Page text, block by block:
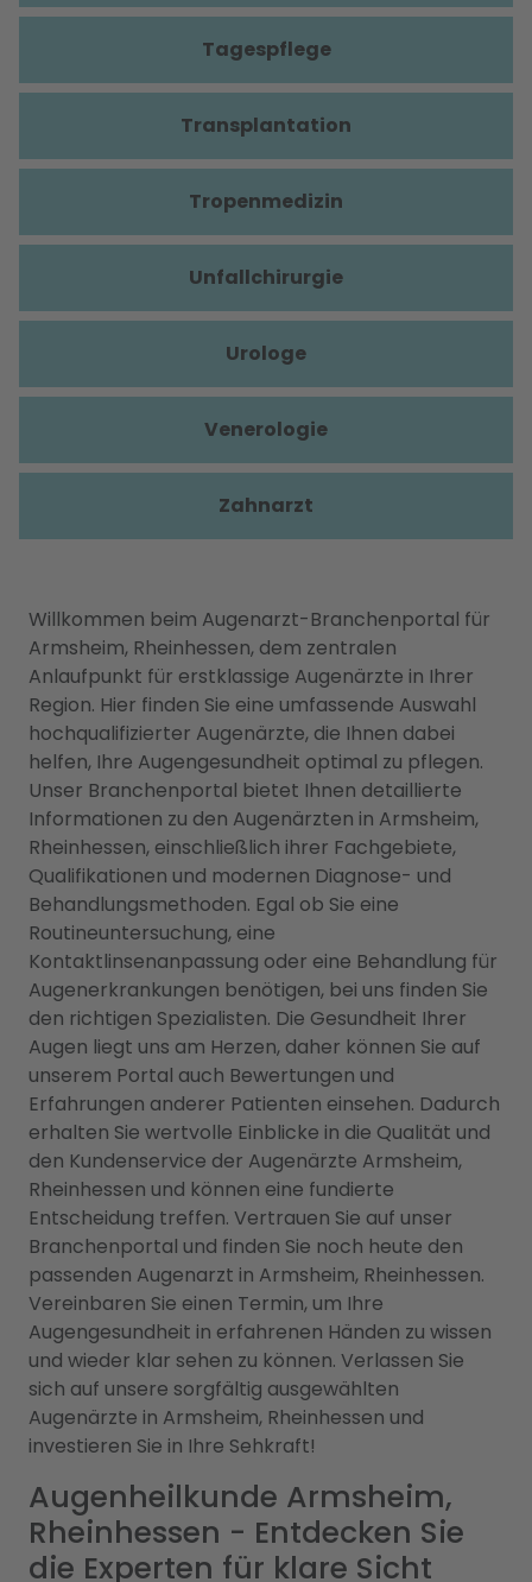
Willkommen beim Augenarzt-Branchenportal für
Armsheim, Rheinhessen, dem zentralen
Anlaufpunkt für erstklassige Augenärzte in Ihrer
Region. Hier finden Sie eine umfassende Auswahl
hochqualifizierter Augenärzte, die Ihnen dabei
helfen, Ihre Augengesundheit optimal zu pflegen.
Unser Branchenportal bietet Ihnen detaillierte
Informationen zu den Augenärzten in Armsheim,
Rheinhessen, einschließlich ihrer Fachgebiete,
Qualifikationen und modernen Diagnose- und
Behandlungsmethoden. Egal ob Sie eine
Routineuntersuchung, eine
Kontaktlinsenanpassung oder eine Behandlung für
Augenerkrankungen benötigen, bei uns finden Sie
den richtigen Spezialisten. Die Gesundheit Ihrer
Augen liegt uns am Herzen, daher können Sie auf
unserem Portal auch Bewertungen und
Erfahrungen anderer Patienten einsehen. Dadurch
erhalten Sie wertvolle Einblicke in die Qualität und
den Kundenservice der Augenärzte Armsheim,
Rheinhessen und können eine fundierte
Entscheidung treffen. Vertrauen Sie auf unser
Branchenportal und finden Sie noch heute den
passenden Augenarzt in Armsheim, Rheinhessen.
Vereinbaren Sie einen Termin, um Ihre
Augengesundheit in erfahrenen Händen zu wissen
und wieder klar sehen zu können. Verlassen Sie
sich auf unsere sorgfältig ausgewählten
Augenärzte in Armsheim, Rheinhessen und
investieren Sie in Ihre Sehkraft!
Augenheilkunde Armsheim,
Rheinhessen - Entdecken Sie
die Experten für klare Sicht
Tagespflege
Transplantation
Tropenmedizin
Unfallchirurgie
Urologe
Venerologie
Zahnarzt